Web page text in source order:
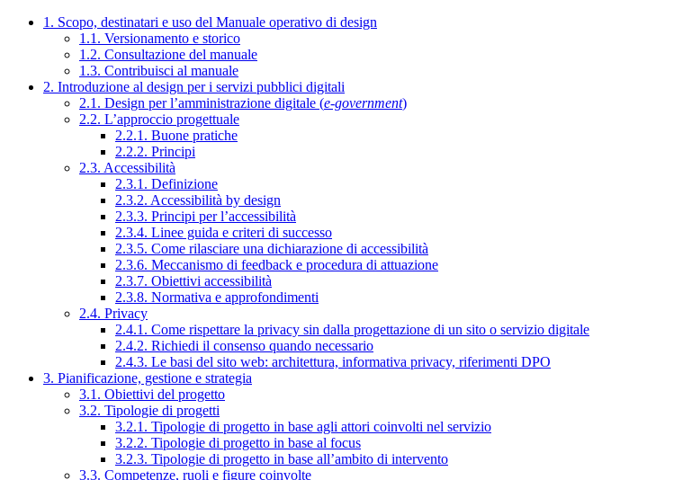
1. Scopo, destinatari e uso del Manuale operativo di design
1.1. Versionamento e storico
1.2. Consultazione del manuale
1.3. Contribuisci al manuale
2. Introduzione al design per i servizi pubblici digitali
2.1. Design per l’amministrazione digitale (e-government)
2.2. L’approccio progettuale
2.2.1. Buone pratiche
2.2.2. Principi
2.3. Accessibilità
2.3.1. Definizione
2.3.2. Accessibilità by design
2.3.3. Principi per l’accessibilità
2.3.4. Linee guida e criteri di successo
2.3.5. Come rilasciare una dichiarazione di accessibilità
2.3.6. Meccanismo di feedback e procedura di attuazione
2.3.7. Obiettivi accessibilità
2.3.8. Normativa e approfondimenti
2.4. Privacy
2.4.1. Come rispettare la privacy sin dalla progettazione di un sito o servizio digitale
2.4.2. Richiedi il consenso quando necessario
2.4.3. Le basi del sito web: architettura, informativa privacy, riferimenti DPO
3. Pianificazione, gestione e strategia
3.1. Obiettivi del progetto
3.2. Tipologie di progetti
3.2.1. Tipologie di progetto in base agli attori coinvolti nel servizio
3.2.2. Tipologie di progetto in base al focus
3.2.3. Tipologie di progetto in base all’ambito di intervento
3.3. Competenze, ruoli e figure coinvolte